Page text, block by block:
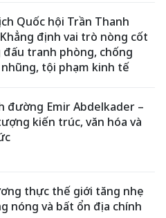
Quốc hội Trần Thanh
định vai trò nòng cốt
tranh phòng, chống
tội phạm kinh tế
đường Emir Abdelkader –
kiến trúc, văn hóa và
thực thế giới tăng nhẹ
nóng và bất ổn địa chính